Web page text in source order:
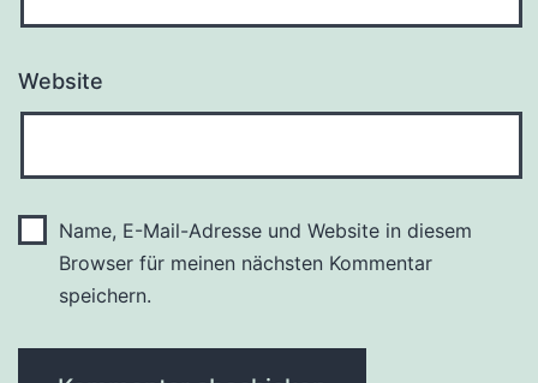
Website
Name, E-Mail-Adresse und Website in diesem
Browser für meinen nächsten Kommentar
speichern.